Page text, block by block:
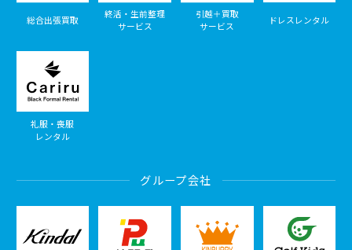
総合出張買取
終活・生前整理
サービス
引越＋買取
サービス
ドレスレンタル
礼服・喪服
レンタル
グループ会社